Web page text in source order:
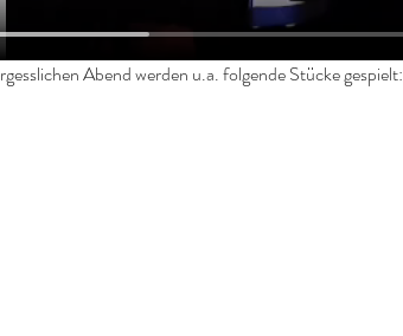
Abend werden u.a. folgende Stücke gespielt: